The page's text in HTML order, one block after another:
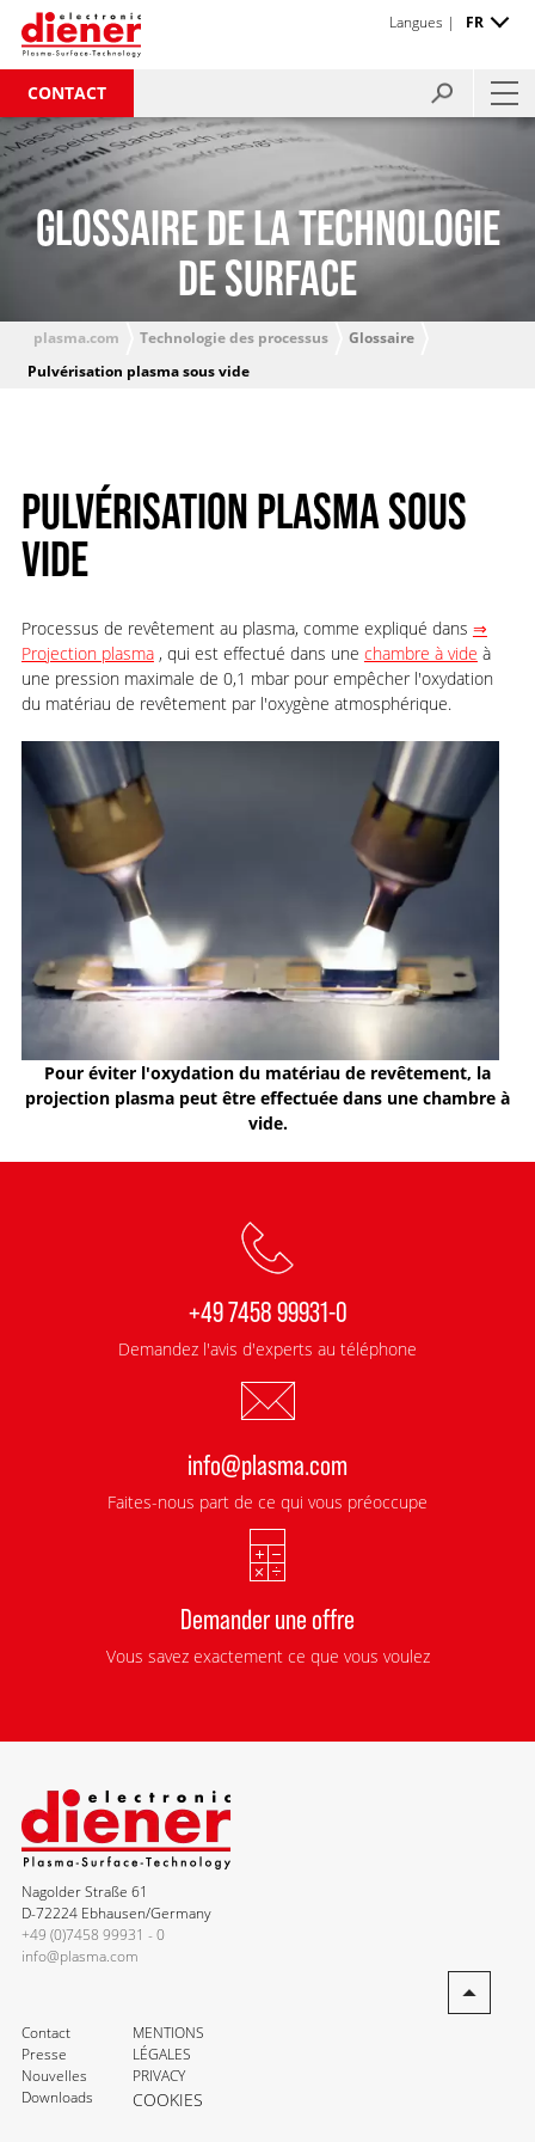
CONTACT
Langues | FR
GLOSSAIRE DE LA TECHNOLOGIE
DE SURFACE
plasma.com Technologie des processus
Glossaire
Pulvérisation plasma sous vide
PULVÉRISATION PLASMA SOUS
VIDE
Processus de revêtement au plasma, comme expliqué dans ⇒
Projection plasma, qui est effectué dans une chambre à vide à
une pression maximale de 0,1 mbar pour empêcher l'oxydation
du matériau de revêtement par l'oxygène atmosphérique.
Pour éviter l'oxydation du matériau de revêtement, la
projection plasma peut être effectuée dans une chambre à
vide.
+49 7458 99931-0
Demandez l'avis d'experts au téléphone
info@plasma.com
Faites-nous part de ce qui vous préoccupe
Demander une offre
Vous savez exactement ce que vous voulez
Nagolder Straße 61
D-72224 Ebhausen/Germany
+49 (0)7458 99931 - 0
info@plasma.com
Contact
Presse
Nouvelles
Downloads
MENTIONS
LÉGALES
PRIVACY
COOKIES